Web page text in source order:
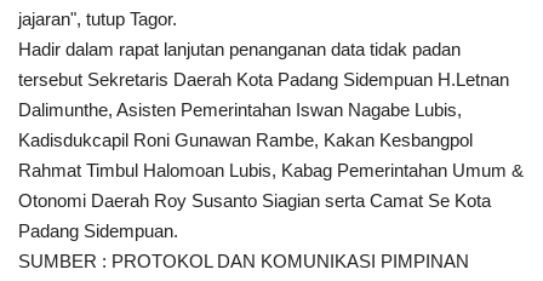
jajaran", tutup Tagor.
Hadir dalam rapat lanjutan penanganan data tidak padan
tersebut Sekretaris Daerah Kota Padang Sidempuan H.Letnan
Dalimunthe, Asisten Pemerintahan Iswan Nagabe Lubis,
Kadisdukcapil Roni Gunawan Rambe, Kakan Kesbangpol
Rahmat Timbul Halomoan Lubis, Kabag Pemerintahan Umum &
Otonomi Daerah Roy Susanto Siagian serta Camat Se Kota
Padang Sidempuan.
SUMBER : PROTOKOL DAN KOMUNIKASI PIMPINAN